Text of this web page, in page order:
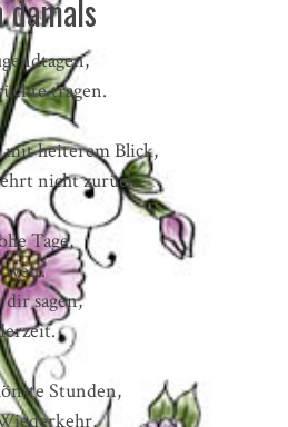
damals
tragen.
mit heiterem Blick,
nicht zurück.
Tage,
weit.
sagen,
Stunden,